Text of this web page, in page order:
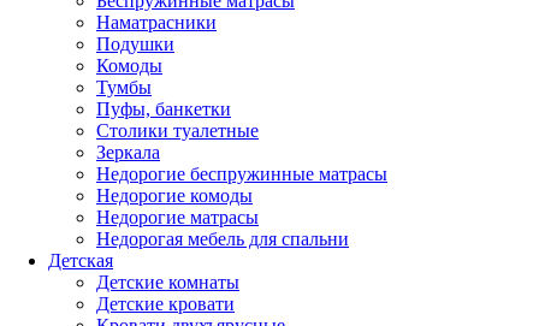
Наматрасники
Подушки
Комоды
Тумбы
Пуфы, банкетки
Столики туалетные
Зеркала
Недорогие беспружинные матрасы
Недорогие комоды
Недорогие матрасы
Недорогая мебель для спальни
Детская
Детские комнаты
Детские кровати